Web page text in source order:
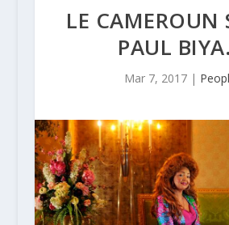
LE CAMEROUN
PAUL
Mar 7, 2017 |